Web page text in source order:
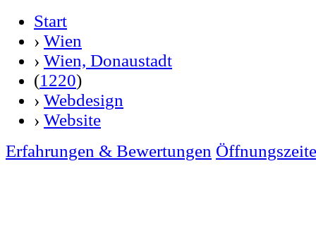
Start
› Wien
› Wien, Donaustadt
(1220)
› Webdesign
› Website
Erfahrungen & Bewertungen